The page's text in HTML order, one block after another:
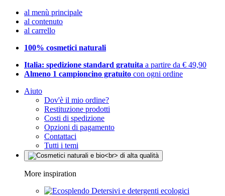
al menù principale
al contenuto
al carrello
100% cosmetici naturali
Italia: spedizione standard gratuita a partire da € 49,90
Almeno 1 campioncino gratuito con ogni ordine
Aiuto
Dov'è il mio ordine?
Restituzione prodotti
Costi di spedizione
Opzioni di pagamento
Contattaci
Tutti i temi
More inspiration
Detersivi e detergenti ecologici